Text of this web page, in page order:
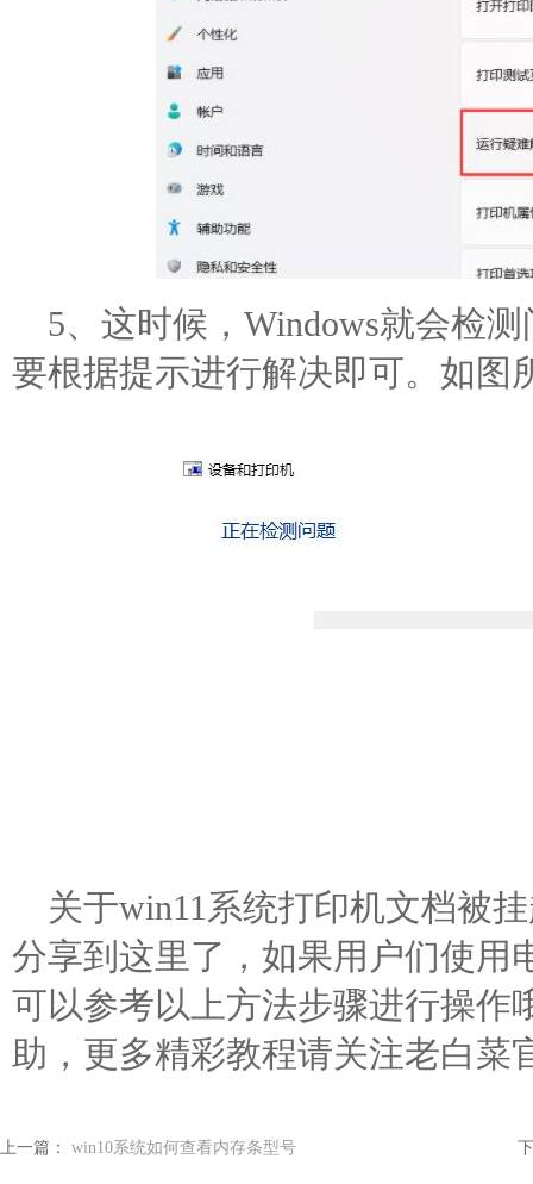
5、这时候，Windows就会检
要根据提示进行解决即可。如图
关于win11系统打印机文档被
分享到这里了，如果用户们使用
可以参考以上方法步骤进行操作
助，更多精彩教程请关注老白菜
上一篇： win10系统如何查看内存条型号